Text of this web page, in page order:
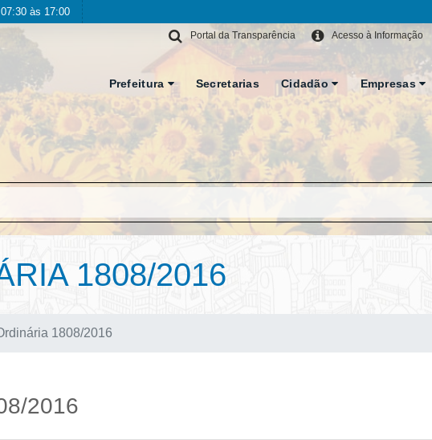
às 17:00
Acesso à Informação
Portal da Transparência
Prefeitura Secretarias Cidadão Empresas
1808/2016
1808/2016
2016